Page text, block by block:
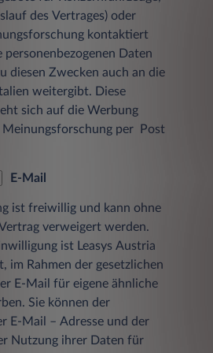
eines Nutzers auf eine Seite
der Leasys Austria GmbH
einer Datei werden
diesen Vorgang in einer
einem Server gespeichert.
besteht aus:
von der aus der Datei
wurde
und der Uhrzeit der
Datenmenge
(Datei übertragen,
gefunden etc.)
des Typs des
Webbrowsers
des Vertrages) oder
kontaktiert
personenbezogenen Daten
diesen Zwecken auch an die
weitergibt. Diese
sich auf die Werbung
per Post
E-Mail
ist freiwillig und kann ohne
verweigert werden.
ist Leasys Austria
im Rahmen der gesetzlichen
E-Mail für eigene ähnliche
Sie können der
E-Mail – Adresse und der
Nutzung ihrer Daten für